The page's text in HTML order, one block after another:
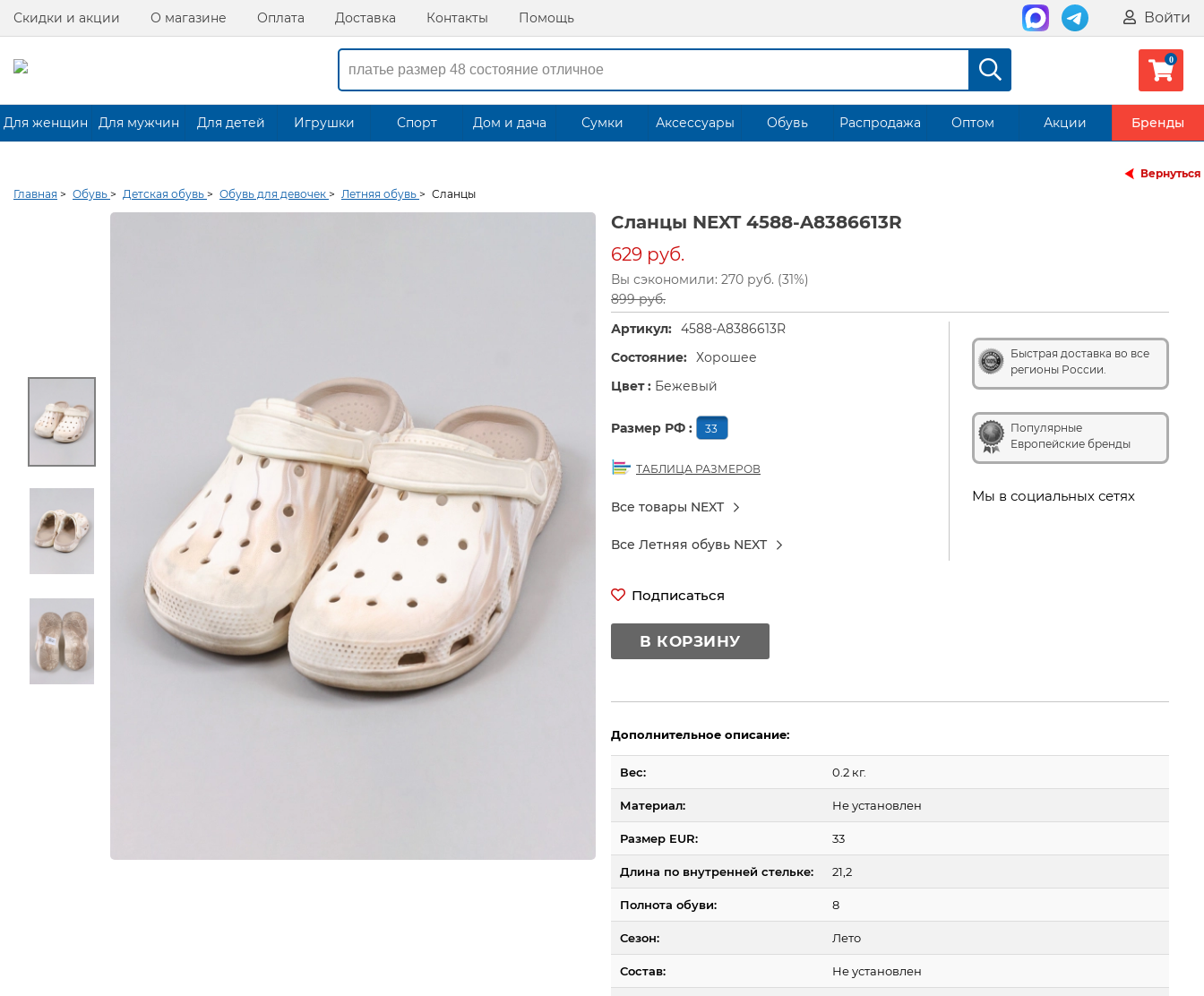
Скидки и акции О магазине Оплата Доставка Контакты Помощь Войти
Для женщин Для мужчин Для детей Игрушки Спорт Дом и дача Сумки Аксессуары Обувь Распродажа Оптом Акции Бренды
Вернуться
Главная > Обувь > Детская обувь > Обувь для девочек > Летняя обувь > Сланцы
Сланцы NEXT 4588-A8386613R
629 руб.
Вы сэкономили: 270 руб. (31%)
899 руб.
Быстрая доставка во все
регионы России.
Популярные
Европейские бренды
Мы в социальных сетях
Артикул: 4588-A8386613R
Состояние: Хорошее
Цвет : Бежевый
Размер РФ : 33
ТАБЛИЦА РАЗМЕРОВ
Все товары NEXT
Все Летняя обувь NEXT
Подписаться
В КОРЗИНУ
Дополнительное описание:
Вес: 0.2 кг.
Материал: Не установлен
Размер EUR: 33
Длина по внутренней стельке: 21,2
Полнота обуви: 8
Сезон: Лето
Состав: Не установлен